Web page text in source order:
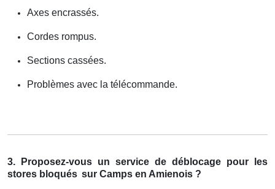
Axes encrassés.
Cordes rompus.
Sections cassées.
Problèmes avec la télécommande.
3. Proposez-vous un service de déblocage pour les
stores bloqués sur Camps en Amienois ?